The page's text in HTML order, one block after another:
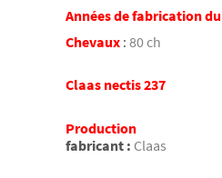
Années de fabrication
Chevaux : 80 ch
Claas nectis 237
Production
fabricant : Claas